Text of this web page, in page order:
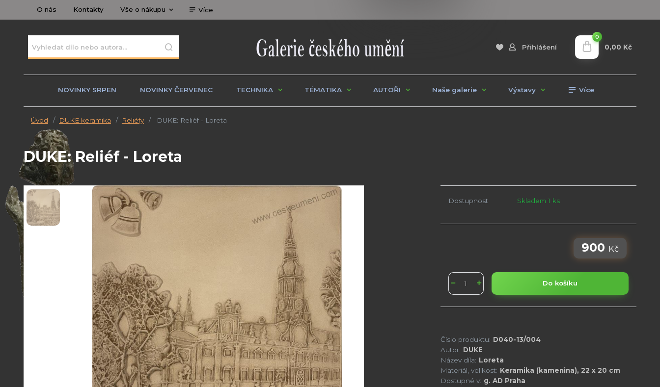
O nás Kontakty Vše o nákupu Více
Přihlášení
0
0,00 Kč
NOVINKY SRPEN NOVINKY ČERVENEC TECHNIKA TÉMATIKA AUTOŘI Naše galerie Výstavy Více
Úvod DUKE keramika Reliéfy DUKE: Reliéf - Loreta
DUKE: Reliéf - Loreta
Dostupnost Skladem 1 ks
900 Kč
Do košíku
Číslo produktu: D040-13/004
Autor: DUKE
Název díla: Loreta
Materiál, velikost: Keramika (kamenina), 22 x 20 cm
Dostupné v: g. AD Praha